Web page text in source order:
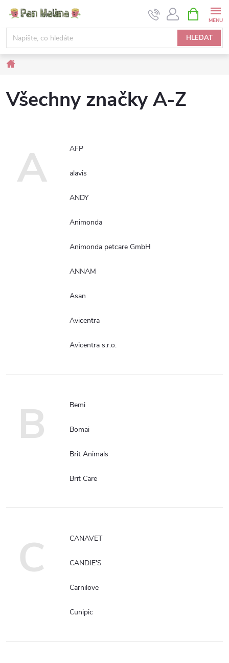
Přejít
obsah
HLEDAT
NÁKUPNÍ
KOŠÍK
Všechny značky A-Z
A AFP
alavis
ANDY
Animonda
Animonda petcare GmbH
ANNAM
Asan
Avicentra
Avicentra s.r.o.
B Bemi
Bomai
Brit Animals
Brit Care
C CANAVET
CANDIE'S
Carnilove
Cunipic